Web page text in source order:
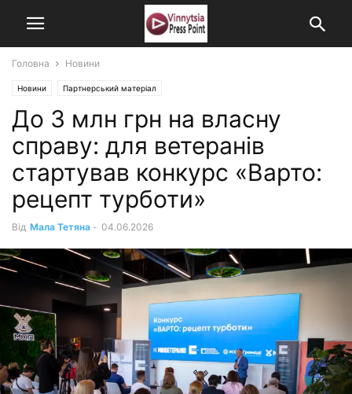
Головна Новини
Новини Партнерський матеріал
До 3 млн грн на власну
справу: для ветеранів
стартував конкурс «Варто:
рецепт турботи»
Від Мала Тетяна - 04.06.2026